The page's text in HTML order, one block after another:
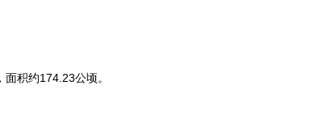
积约174.23公顷。